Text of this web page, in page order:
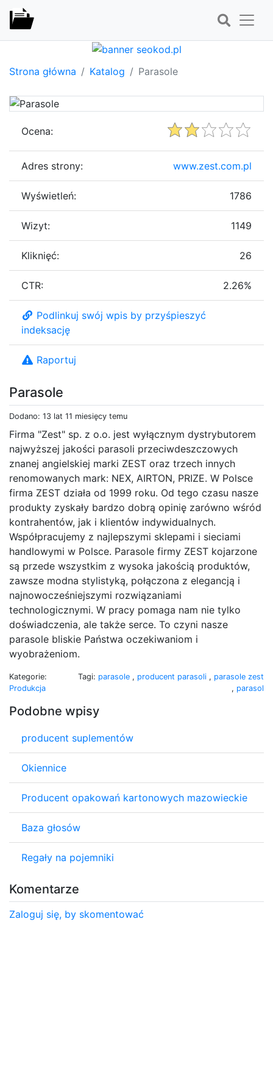
Strona główna Katalog Parasole
Parasole
Dodano: 13 lat 11 miesięcy temu
Firma "Zest" sp. z o.o. jest wyłącznym dystrybutorem
najwyższej jakości parasoli przeciwdeszczowych
znanej angielskiej marki ZEST oraz trzech innych
renomowanych mark: NEX, AIRTON, PRIZE. W Polsce
firma ZEST działa od 1999 roku. Od tego czasu nasze
produkty zyskały bardzo dobrą opinię zarówno wśród
kontrahentów, jak i klientów indywidualnych.
Współpracujemy z najlepszymi sklepami i sieciami
handlowymi w Polsce. Parasole firmy ZEST kojarzone
są przede wszystkim z wysoka jakością produktów,
zawsze modna stylistyką, połączona z elegancją i
najnowocześniejszymi rozwiązaniami
technologicznymi. W pracy pomaga nam nie tylko
doświadczenia, ale także serce. To czyni nasze
parasole bliskie Państwa oczekiwaniom i
wyobrażeniom.
Kategorie:
Produkcja
Tagi: parasole , producent parasoli , parasole zest
, parasol
Podobne wpisy
producent suplementów
Okiennice
Producent opakowań kartonowych mazowieckie
Baza głosów
Regały na pojemniki
Komentarze
Zaloguj się, by skomentować
Ocena:
Adres strony: www.zest.com.pl
Wyświetleń: 1786
Wizyt: 1149
Kliknięć: 26
CTR: 2.26%
Podlinkuj swój wpis by przyśpieszyć
indeksację
Raportuj